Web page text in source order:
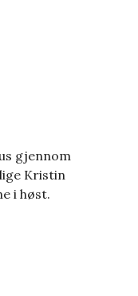
gjennom
Kristin
i høst.